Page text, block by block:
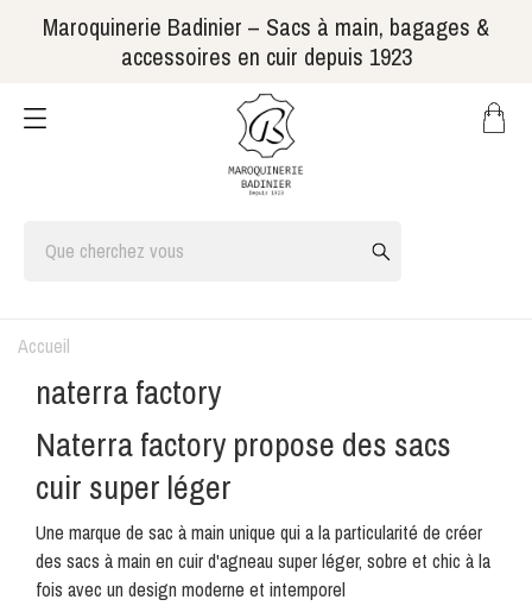
Maroquinerie Badinier – Sacs à main, bagages &
accessoires en cuir depuis 1923
Accueil
naterra factory
Naterra factory propose des sacs
cuir super léger
Une marque de sac à main unique qui a la particularité de créer
des sacs à main en cuir d'agneau super léger, sobre et chic à la
fois avec un design moderne et intemporel